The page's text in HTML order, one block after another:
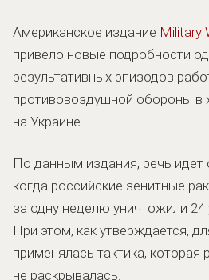
Американское издание Military
привело новые подробности
результативных эпизодов
противовоздушной обороны в
на Украине.
По данным издания, речь идет
когда российские зенитные
за одну неделю уничтожили 24
При этом, как утверждается,
применялась тактика, которая
не раскрывалась.